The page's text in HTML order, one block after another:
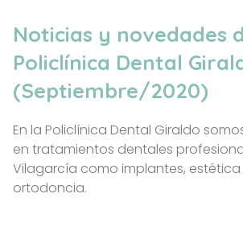
Noticias y novedades
Policlínica Dental
(Septiembre/2020)
En la Policlínica Dental Giraldo
en tratamientos dentales
Vilagarcía como implantes,
ortodoncia.